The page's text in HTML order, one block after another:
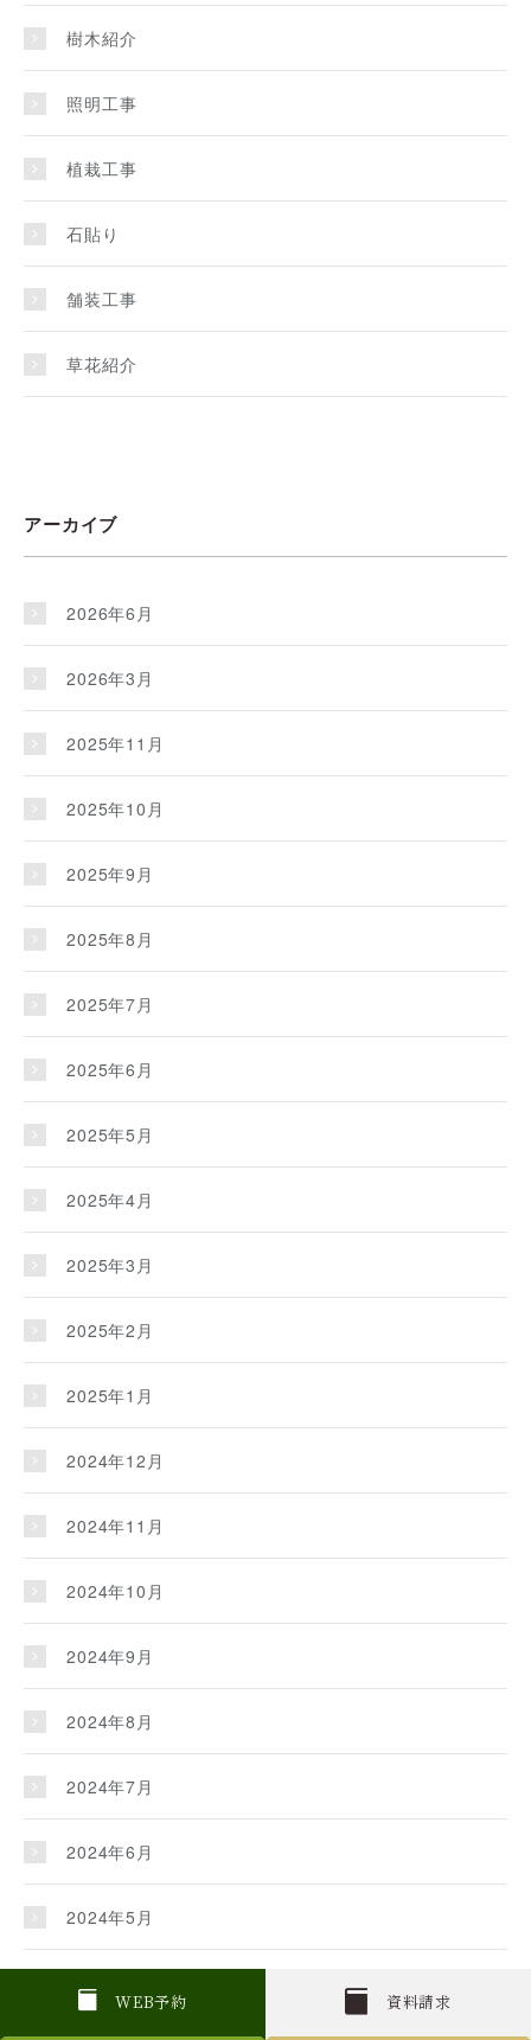
W EB予約 資料請求
樹木紹介
照明工事
植栽工事
石貼り
舗装工事
草花紹介
アーカイブ
2026年6月
2026年3月
2025年11月
2025年10月
2025年9月
2025年8月
2025年7月
2025年6月
2025年5月
2025年4月
2025年3月
2025年2月
2025年1月
2024年12月
2024年11月
2024年10月
2024年9月
2024年8月
2024年7月
2024年6月
2024年5月